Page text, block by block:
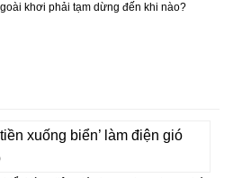
khơi phải tạm dừng đến khi nào?